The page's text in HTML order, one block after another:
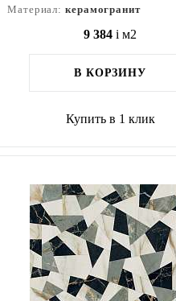
Материал: керамогранит
9 384 i м2
В КОРЗИНУ
Купить в 1 клик